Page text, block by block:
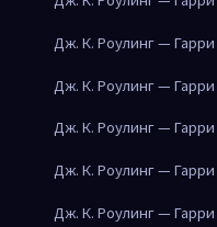
Дж. К. Роулинг —
Дж. К. Роулинг —
Дж. К. Роулинг —
Дж. К. Роулинг —
Дж. К. Роулинг —